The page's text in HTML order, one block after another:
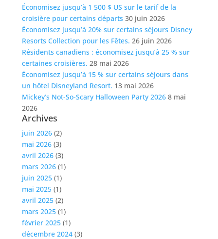
Économisez jusqu’à 1 500 $ US sur le tarif de la
croisière pour certains départs 30 juin 2026
Économisez jusqu’à 20% sur certains séjours Disney
Resorts Collection pour les Fêtes. 26 juin 2026
Résidents canadiens : économisez jusqu’à 25 % sur
certaines croisières. 28 mai 2026
Économisez jusqu’à 15 % sur certains séjours dans
un hôtel Disneyland Resort. 13 mai 2026
Mickey’s Not-So-Scary Halloween Party 2026 8 mai
2026
Archives
juin 2026(2)
mai 2026(3)
avril 2026(3)
mars 2026(1)
juin 2025(1)
mai 2025(1)
avril 2025(2)
mars 2025(1)
février 2025(1)
décembre 2024(3)